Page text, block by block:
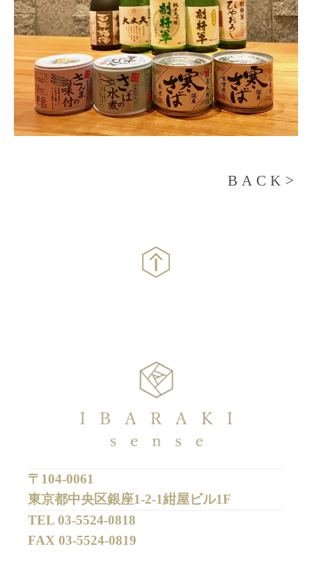
BACK>
〒104-0061
東京都中央区銀座1-2-1紺屋ビル1F
TEL 03-5524-0818
FAX 03-5524-0819